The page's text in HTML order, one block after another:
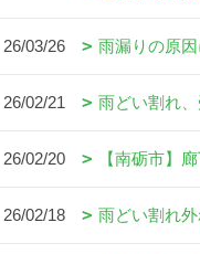
26/03/26 雨漏りの原
26/02/21 雨どい割れ
26/02/20 【南砺市】
26/02/18 雨どい割れ